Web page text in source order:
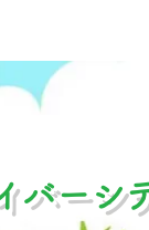
バーシ